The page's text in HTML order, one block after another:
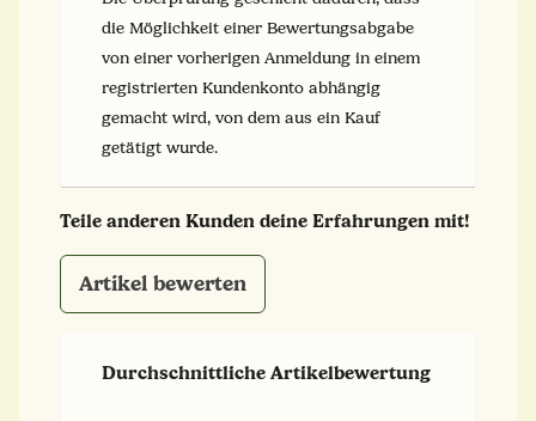
die Möglichkeit einer Bewertungsabgabe
von einer vorherigen Anmeldung in einem
registrierten Kundenkonto abhängig
gemacht wird, von dem aus ein Kauf
getätigt wurde.
Durchschnittliche Artikelbewertung
Teile anderen Kunden deine Erfahrungen mit!
Artikel bewerten